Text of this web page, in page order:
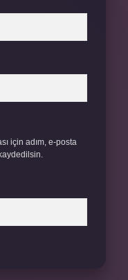
için adım, e-posta